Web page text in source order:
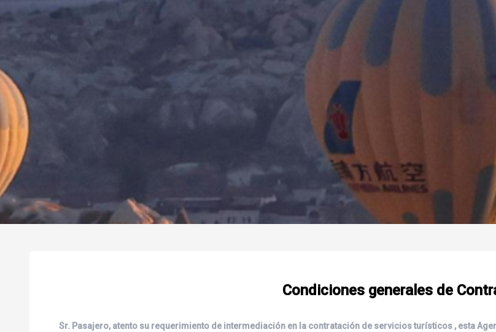
Condiciones generales de
Sr. Pasajero, atento su requerimiento de intermediación en la contratación de servicios turísticos , esta